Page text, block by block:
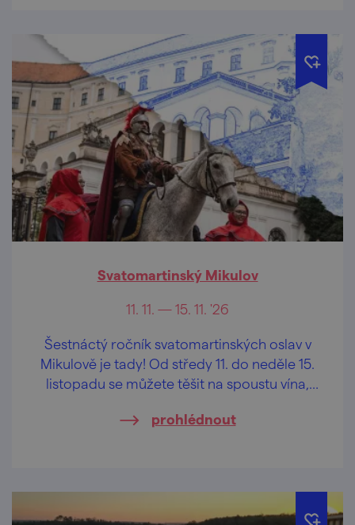
Svatomartinský Mikulov
11. 11. — 15. 11. '26
Šestnáctý ročník svatomartinských oslav v
Mikulově je tady! Od středy 11. do neděle 15.
listopadu se můžete těšit na spoustu vína,
prohlédnout